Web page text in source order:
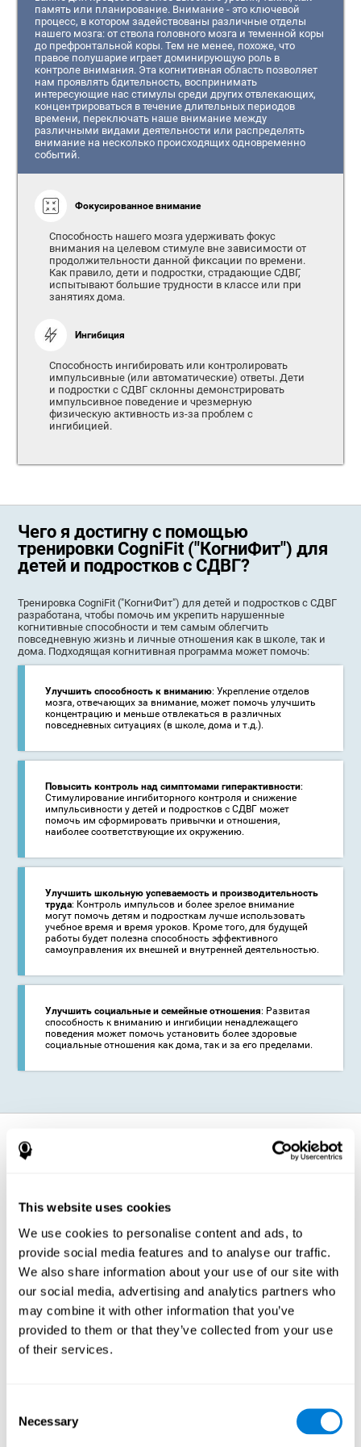
This website uses cookies
We use cookies to personalise content and ads, to
provide social media features and to analyse our traffic.
We also share information about your use of our site with
our social media, advertising and analytics partners who
may combine it with other information that you’ve
provided to them or that they’ve collected from your use
of their services.
Selection
Necessary
память или планирование. Внимание - это ключевой
процесс, в котором задействованы различные отделы
нашего мозга: от ствола головного мозга и теменной коры
до префронтальной коры. Тем не менее, похоже, что
правое полушарие играет доминирующую роль в
контроле внимания. Эта когнитивная область позволяет
нам проявлять бдительность, воспринимать
интересующие нас стимулы среди других отвлекающих,
концентрироваться в течение длительных периодов
времени, переключать наше внимание между
различными видами деятельности или распределять
внимание на несколько происходящих одновременно
событий.
Фокусированное внимание
Способность нашего мозга удерживать фокус
внимания на целевом стимуле вне зависимости от
продолжительности данной фиксации по времени.
Как правило, дети и подростки, страдающие СДВГ,
испытывают большие трудности в классе или при
занятиях дома.
Ингибиция
Способность ингибировать или контролировать
импульсивные (или автоматические) ответы. Дети
и подростки с СДВГ склонны демонстрировать
импульсивное поведение и чрезмерную
физическую активность из-за проблем с
ингибицией.
Чего я достигну с помощью
тренировки CogniFit ("КогниФит") для
детей и подростков с СДВГ?
Тренировка CogniFit ("КогниФит") для детей и подростков с СДВГ
разработана, чтобы помочь им укрепить нарушенные
когнитивные способности и тем самым облегчить
повседневную жизнь и личные отношения как в школе, так и
дома. Подходящая когнитивная программа может помочь:
Улучшить способность к вниманию: Укрепление отделов
мозга, отвечающих за внимание, может помочь улучшить
концентрацию и меньше отвлекаться в различных
повседневных ситуациях (в школе, дома и т.д.).
Повысить контроль над симптомами гиперактивности:
Стимулирование ингибиторного контроля и снижение
импульсивности у детей и подростков с СДВГ может
помочь им сформировать привычки и отношения,
наиболее соответствующие их окружению.
Улучшить школьную успеваемость и производительность
труда: Контроль импульсов и более зрелое внимание
могут помочь детям и подросткам лучше использовать
учебное время и время уроков. Кроме того, для будущей
работы будет полезна способность эффективного
самоуправления их внешней и внутренней деятельностью.
Улучшить социальные и семейные отношения: Развитая
способность к вниманию и ингибиции ненадлежащего
поведения может помочь установить более здоровые
социальные отношения как дома, так и за его пределами.
Как укрепляются когнитивные
функции?
стимуляция может укрепить состояние различных когнитивных
происходит в мозге и почему задания, такие, как предлагает
CogniFit, могут помочь оптимизировать наши когнитивные
функции?
Цель тренировки CogniFit для детей и подростков с СДВГ -
стимулирование нейропластичности для укрепления отделов
мозга, страдающих при СДВГ, и соответствующих когнитивных
функций. Нейропластичность - это механизм нашего мозга,
позволяющий модифицировать паттерн нейронных связей для
адаптации к предъявляемым им требованиям, как в
повседневной жизни, так и с помощью упражнений CogniFit при
Таким образом, задания, входящие в тренировку CogniFit для
детей и подростков с СДВГ, направлены на стимулирование